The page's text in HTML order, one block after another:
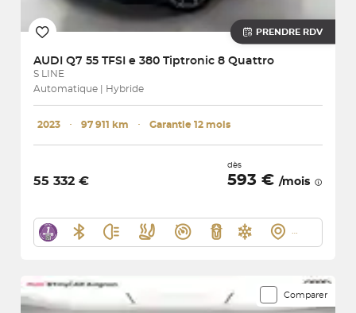
PRENDRE RDV
AUDI Q7 55 TFSI e 380 Tiptronic 8 Quattro
S LINE
Automatique | Hybride
2023 ･ 97 911 km ･ Garantie 12 mois
55 332 €
dès
593 € /mois
Comparer